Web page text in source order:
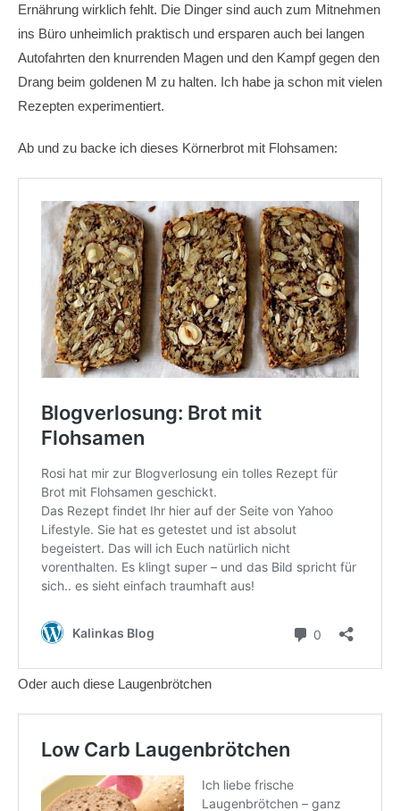
Ernährung wirklich fehlt. Die Dinger sind auch zum Mitnehmen
ins Büro unheimlich praktisch und ersparen auch bei langen
Autofahrten den knurrenden Magen und den Kampf gegen den
Drang beim goldenen M zu halten. Ich habe ja schon mit vielen
Rezepten experimentiert.
Ab und zu backe ich dieses Körnerbrot mit Flohsamen:
Oder auch diese Laugenbrötchen